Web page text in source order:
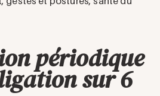
périodique
sur 6